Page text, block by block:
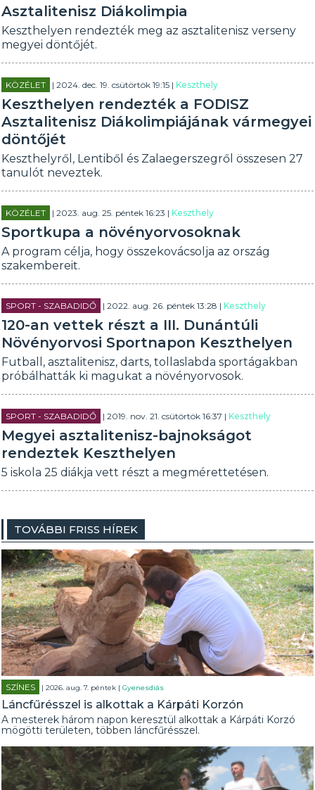
Asztalitenisz Diákolimpia
Keszthelyen rendezték meg az asztalitenisz verseny
megyei döntőjét.
KÖZÉLET | 2024. dec. 19. csütörtök 19:15 |Keszthely
Keszthelyen rendezték a FODISZ
Asztalitenisz Diákolimpiájának vármegyei
döntőjét
Keszthelyről, Lentiből és Zalaegerszegről összesen 27
tanulót neveztek.
KÖZÉLET | 2023. aug. 25. péntek 16:23 |Keszthely
Sportkupa a növényorvosoknak
A program célja, hogy összekovácsolja az ország
szakembereit.
SPORT - SZABADIDŐ | 2022. aug. 26. péntek 13:28 |Keszthely
120-an vettek részt a III. Dunántúli
Növényorvosi Sportnapon Keszthelyen
Futball, asztalitenisz, darts, tollaslabda sportágakban
próbálhatták ki magukat a növényorvosok.
SPORT - SZABADIDŐ | 2019. nov. 21. csütörtök 16:37 |Keszthely
Megyei asztalitenisz-bajnokságot
rendeztek Keszthelyen
5 iskola 25 diákja vett részt a megmérettetésen.
TOVÁBBI FRISS HÍREK
SZÍNES | 2026. aug. 7. péntek |Gyenesdiás
Láncfűrésszel is alkottak a Kárpáti Korzón
A mesterek három napon keresztül alkottak a Kárpáti Korzó
mögötti területen, többen láncfűrésszel.